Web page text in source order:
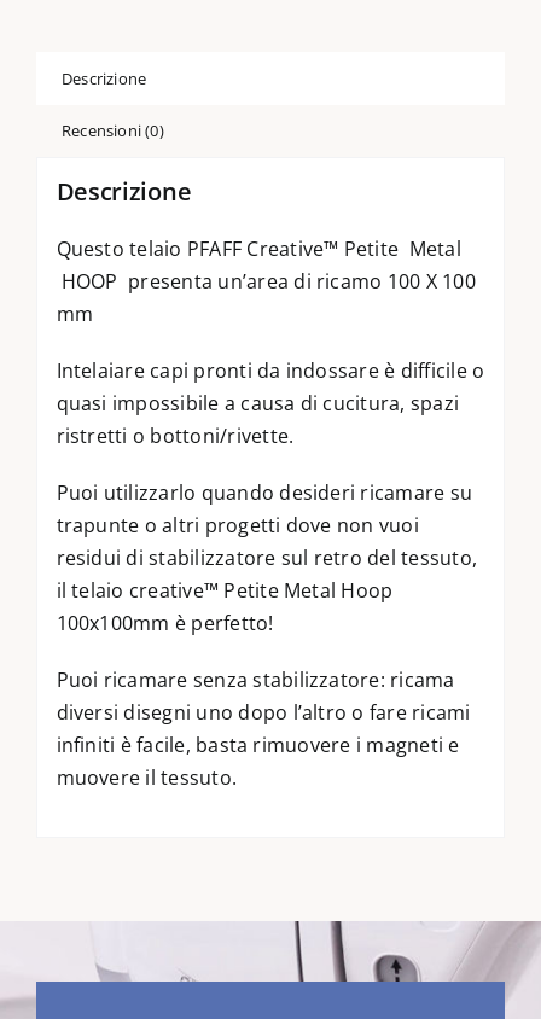
Descrizione
Recensioni (0)
Descrizione
Questo telaio PFAFF Creative™ Petite Metal
HOOP presenta un’area di ricamo 100 X 100
mm
Intelaiare capi pronti da indossare è difficile o
quasi impossibile a causa di cucitura, spazi
ristretti o bottoni/rivette.
Puoi utilizzarlo quando desideri ricamare su
trapunte o altri progetti dove non vuoi
residui di stabilizzatore sul retro del tessuto,
il telaio creative™ Petite Metal Hoop
100x100mm è perfetto!
Puoi ricamare senza stabilizzatore: ricama
diversi disegni uno dopo l’altro o fare ricami
infiniti è facile, basta rimuovere i magneti e
muovere il tessuto.